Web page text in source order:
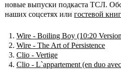
новые выпуски подкаста ТСЛ.
наших соцсетях или гостевой
Wire - Boiling Boy (10:20
Wire - The Art of Persistence
Clio - Vertige
Clio - L`appartement (en duo